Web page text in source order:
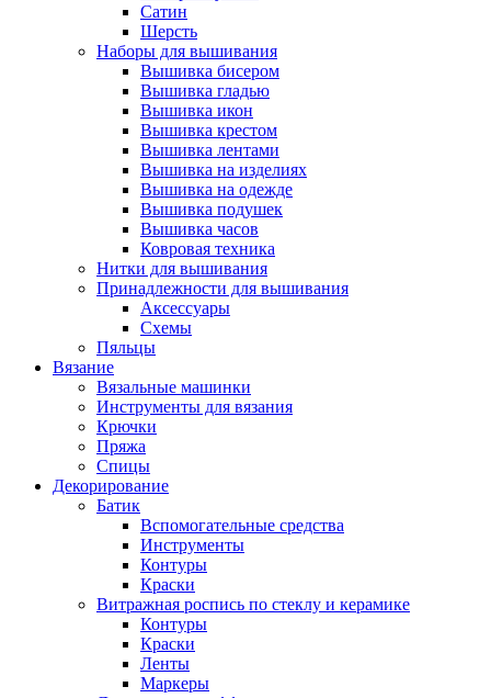
Сатин
Шерсть
Наборы для вышивания
Вышивка бисером
Вышивка гладью
Вышивка икон
Вышивка крестом
Вышивка лентами
Вышивка на изделиях
Вышивка на одежде
Вышивка подушек
Вышивка часов
Ковровая техника
Нитки для вышивания
Принадлежности для вышивания
Аксессуары
Схемы
Пяльцы
Вязание
Вязальные машинки
Инструменты для вязания
Крючки
Пряжа
Спицы
Декорирование
Батик
Вспомогательные средства
Инструменты
Контуры
Краски
Витражная роспись по стеклу и керамике
Контуры
Краски
Ленты
Маркеры